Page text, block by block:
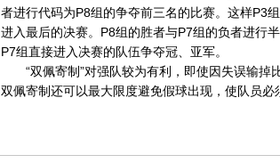
者进行代码为P8组的争夺前三名的比赛。这样P3
进入最后的决赛。P8组的胜者与P7组的负者进行
P7组直接进入决赛的队伍争夺冠、亚军。
“双佩寄制”对强队较为有利，即使因失误输掉
双佩寄制还可以最大限度避免假球出现，使队员必